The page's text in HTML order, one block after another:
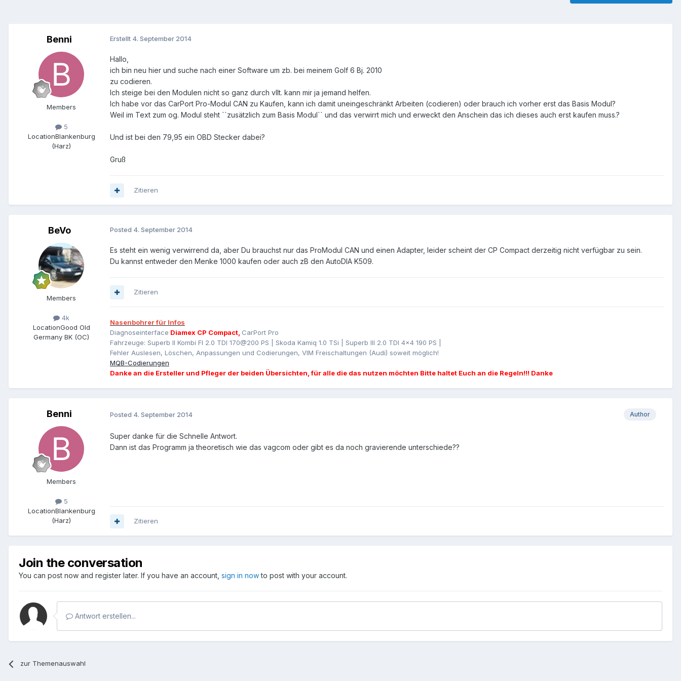
Benni
Members
5
LocationBlankenburg
(Harz)
Erstellt 4. September 2014
Hallo,
ich bin neu hier und suche nach einer Software um zb. bei meinem Golf 6 Bj. 2010
zu codieren.
Ich steige bei den Modulen nicht so ganz durch vllt. kann mir ja jemand helfen.
Ich habe vor das CarPort Pro-Modul CAN zu Kaufen, kann ich damit uneingeschränkt Arbeiten (codieren) oder brauch ich vorher erst das Basis Modul?
Weil im Text zum og. Modul steht ``zusätzlich zum Basis Modul`` und das verwirrt mich und erweckt den Anschein das ich dieses auch erst kaufen muss.?
Und ist bei den 79,95 ein OBD Stecker dabei?
Gruß
Zitieren
BeVo
Members
4k
LocationGood Old
Germany BK (OC)
Posted 4. September 2014
Es steht ein wenig verwirrend da, aber Du brauchst nur das ProModul CAN und einen Adapter, leider scheint der CP Compact derzeitig nicht verfügbar zu sein.
Du kannst entweder den Menke 1000 kaufen oder auch zB den AutoDIA K509.
Zitieren
Nasenbohrer für Infos
Diagnoseinterface Diamex CP Compact, CarPort Pro
Fahrzeuge: Superb II Kombi Fl 2.0 TDI 170@200 PS | Skoda Kamiq 1.0 TSi | Superb III 2.0 TDI 4x4 190 PS |
Fehler Auslesen, Löschen, Anpassungen und Codierungen, VIM Freischaltungen (Audi) soweit möglich!
MQB-Codierungen
Danke an die Ersteller und Pfleger der beiden Übersichten, für alle die das nutzen möchten Bitte haltet Euch an die Regeln!!! Danke
Benni
Members
5
LocationBlankenburg
(Harz)
Author
Posted 4. September 2014
Super danke für die Schnelle Antwort.
Dann ist das Programm ja theoretisch wie das vagcom oder gibt es da noch gravierende unterschiede??
Zitieren
Join the conversation
You can post now and register later. If you have an account, sign in nowto post with your account.
Antwort erstellen...
zur Themenauswahl